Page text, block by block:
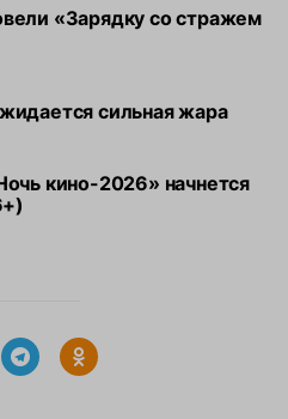
«Зарядку со стражем
сильная жара
кино-2026» начнется